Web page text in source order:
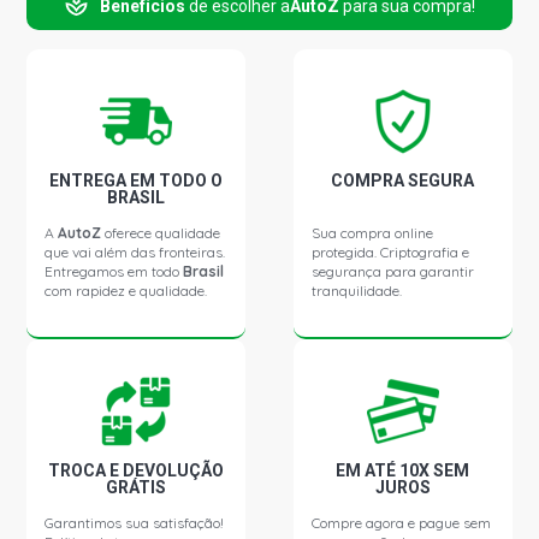
SERIE 1 118I URBAN (F21) HATCH 1.6 16V N13B16A
GASOLINA (2012 - 2015)
SERIE 1 120I STD (E87) HATCH 2.0 16V N46B20A
GASOLINA (2012 - 2012)
C5 STD SEDAN 2.0 16V EW10J4 RFN L4 GASOLINA (2004
C5 EXCLUSIVE SEDAN 2.0 16V EW10J4 RFN L4
GASOLINA (2004 - 2007)
C5 STD SEDAN 3.0 24V V6 GASOLINA (2004 - 2007)
VECTRA GT HATCH 2.0 8V FLEXPOWER FLEX (2008 -
2011) OUTROS LADO PASSAGEIRO
VECTRA GTX HATCH 2.0 8V FLEXPOWER FLEX (2008 -
Benefícios de escolher aAutoZ para sua compra!
ENTREGA EM TODO O
BRASIL
AAutoZ oferece qualidade
que vai além das fronteiras.
Entregamos em todoBrasil
com rapidez e qualidade.
COMPRA SEGURA
Sua compra online
protegida. Criptografia e
segurança para garantir
tranquilidade.
TROCA E DEVOLUÇÃO
GRÁTIS
Garantimos sua satisfação!
EM ATÉ 10X SEM
JUROS
Compre agora e pague sem